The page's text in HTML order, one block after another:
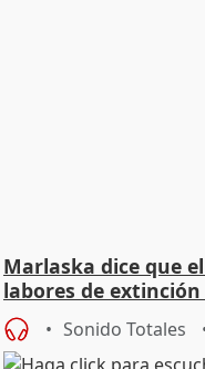
Marlaska dice que
labores de
Sonido Totales